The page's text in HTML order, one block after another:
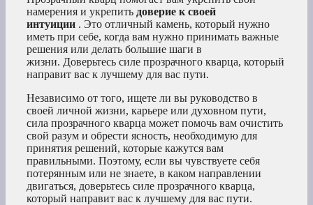
намерения и укрепить доверие к своей
интуиции . Это отличный камень, который нужно
иметь при себе, когда вам нужно принимать важные
решения или делать большие шаги в
жизни. Доверьтесь силе прозрачного кварца, который
направит вас к лучшему для вас пути.
Независимо от того, ищете ли вы руководство в
своей личной жизни, карьере или духовном пути,
сила прозрачного кварца может помочь вам очистить
свой разум и обрести ясность, необходимую для
принятия решений, которые кажутся вам
правильными. Поэтому, если вы чувствуете себя
потерянным или не знаете, в каком направлении
двигаться, доверьтесь силе прозрачного кварца,
который направит вас к лучшему для вас пути.